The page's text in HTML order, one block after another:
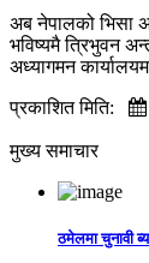
अब नेपालको भिसा
भविष्यमै त्रिभुवन
अध्यागमन
प्रकाशित मिति:
मुख्य समाचार
ठमेलमा चुनावी